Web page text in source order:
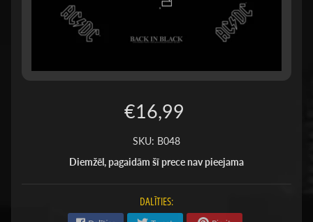
€16,99
SKU: B048
Diemžēl, pagaidām šī prece nav pieejama
DALĪTIES: